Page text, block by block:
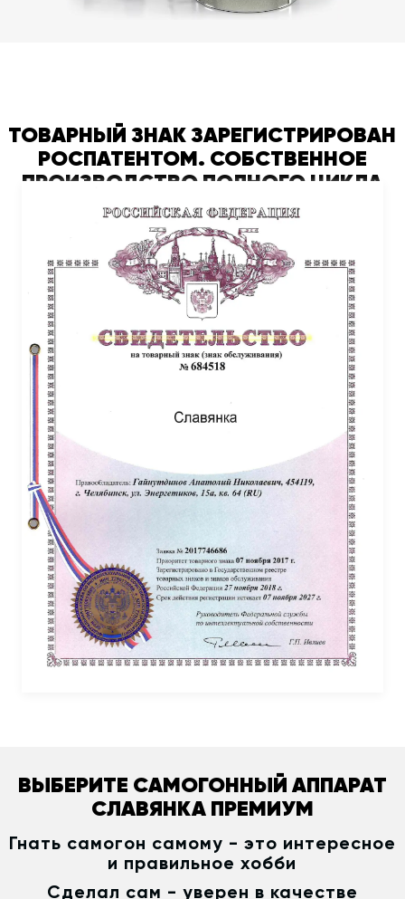
ТОВАРНЫЙ ЗНАК ЗАРЕГИСТРИРОВАН
РОСПАТЕНТОМ. СОБСТВЕННОЕ
ПРОИЗВОДСТВО ПОЛНОГО ЦИКЛА
ВЫБЕРИТЕ САМОГОННЫЙ АППАРАТ
СЛАВЯНКА ПРЕМИУМ
Гнать самогон самому - это интересное
и правильное хобби
Сделал сам - уверен в качестве